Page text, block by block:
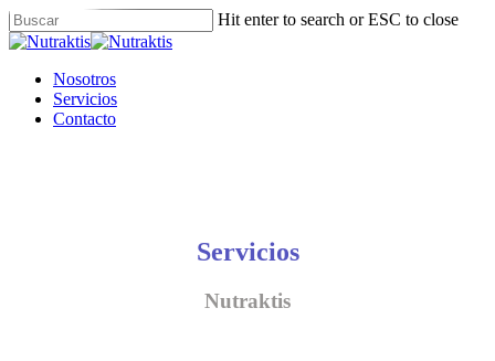
Skip
to
content
Hit enter to search or ESC to close
Close
Menu
Nosotros
Servicios
Contacto
Servicios
Nutraktis